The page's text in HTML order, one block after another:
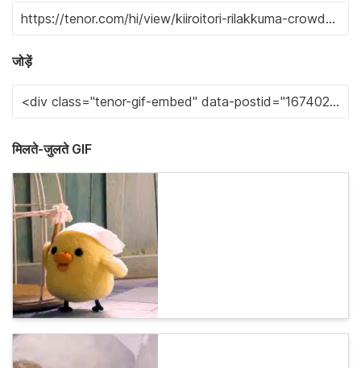
जोड़ें
मिलते-जुलते GIF